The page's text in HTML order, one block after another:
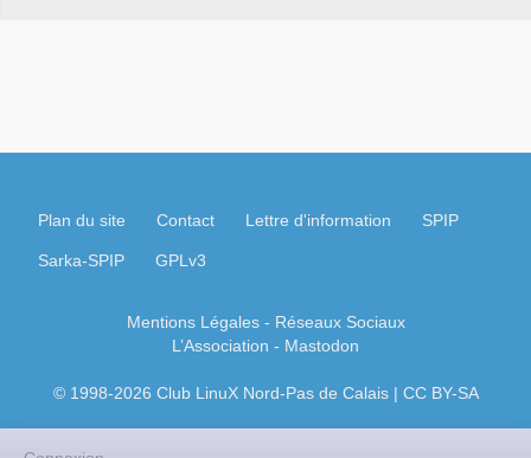
Plan du site Contact Lettre d'information SPIP
Sarka-SPIP GPLv3
Mentions Légales- Réseaux Sociaux
L’Association - Mastodon
© 1998-2026 Club LinuX Nord-Pas de Calais | CC BY-SA